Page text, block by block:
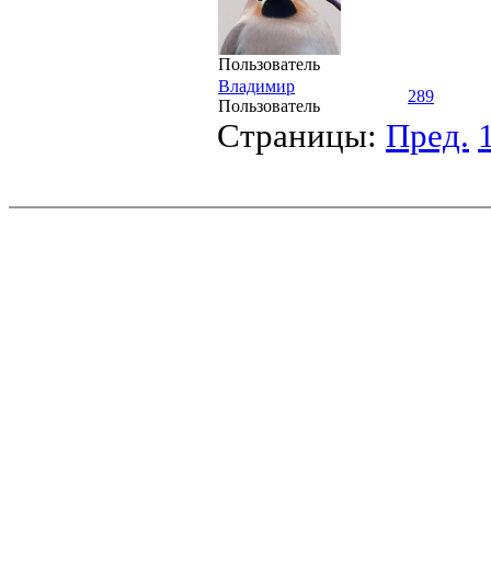
Пользователь
Владимир
Пользователь
289
Страницы: Пред.